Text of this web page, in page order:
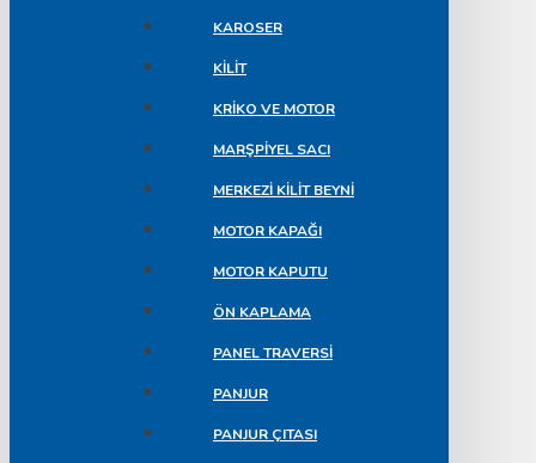
KAROSER
KILIT
KRIKO VE MOTOR
MARŞPIYEL SACI
MERKEZI KILIT BEYNI
MOTOR KAPAĞI
MOTOR KAPUTU
ÖN KAPLAMA
PANEL TRAVERSI
PANJUR
PANJUR ÇITASI